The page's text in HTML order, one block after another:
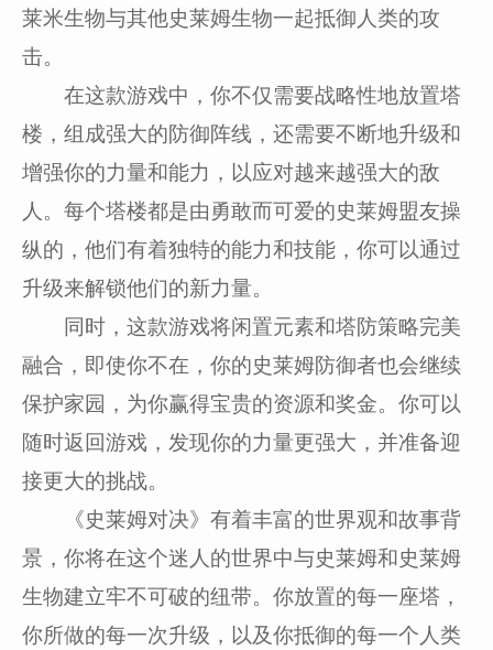
莱米生物与其他史莱姆生物一起抵御人类的攻
击。
在这款游戏中，你不仅需要战略性地放置塔
楼，组成强大的防御阵线，还需要不断地升级和
增强你的力量和能力，以应对越来越强大的敌
人。每个塔楼都是由勇敢而可爱的史莱姆盟友操
纵的，他们有着独特的能力和技能，你可以通过
升级来解锁他们的新力量。
同时，这款游戏将闲置元素和塔防策略完美
融合，即使你不在，你的史莱姆防御者也会继续
保护家园，为你赢得宝贵的资源和奖金。你可以
随时返回游戏，发现你的力量更强大，并准备迎
接更大的挑战。
《史莱姆对决》有着丰富的世界观和故事背
景，你将在这个迷人的世界中与史莱姆和史莱姆
生物建立牢不可破的纽带。你放置的每一座塔，
你所做的每一次升级，以及你抵御的每一个人类